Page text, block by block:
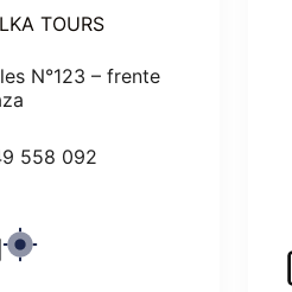
TOURS
N°123 – frente
558 092